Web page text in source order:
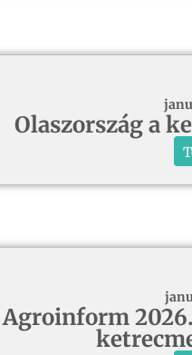
Olaszország a
Agroinform